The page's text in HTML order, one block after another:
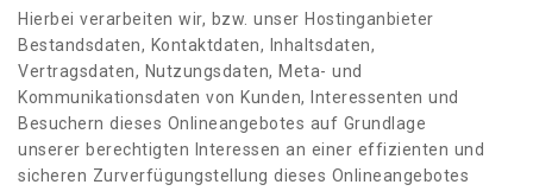
Hierbei verarbeiten wir, bzw. unser Hostinganbieter
Bestandsdaten, Kontaktdaten, Inhaltsdaten,
Vertragsdaten, Nutzungsdaten, Meta- und
Kommunikationsdaten von Kunden, Interessenten und
Besuchern dieses Onlineangebotes auf Grundlage
unserer berechtigten Interessen an einer effizienten und
sicheren Zurverfügungstellung dieses Onlineangebotes